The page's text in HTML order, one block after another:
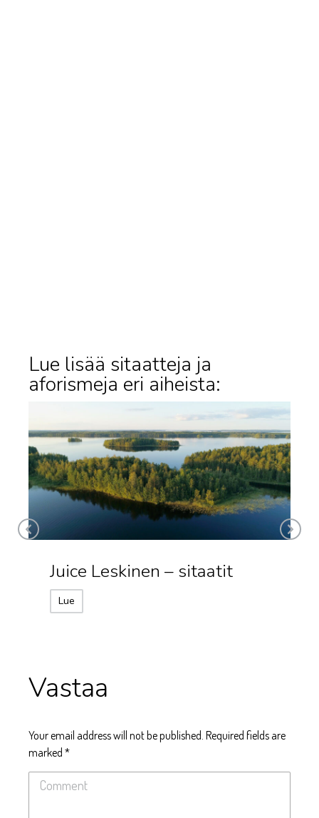
Lue lisää sitaatteja ja
aforismeja eri aiheista:
Juice Leskinen – sitaatit
Lue
Vastaa
Your email address will not be published. Required fields are
marked *
Comment